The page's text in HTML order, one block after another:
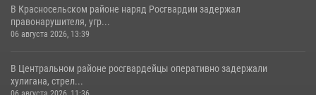
В Красносельском районе наряд Росгвардии задержал
правонарушителя, угр...
06 августа 2026, 13:39
В Центральном районе росгвардейцы оперативно задержали
хулигана, стрел...